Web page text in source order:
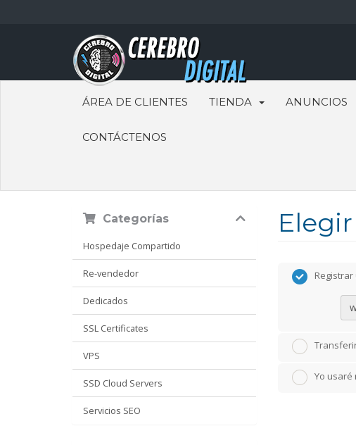
ÁREA DE CLIENTES TIENDA ANUNCIOS
CONTÁCTENOS
Categorías
Hospedaje Compartido
Re-vendedor
Dedicados
SSL Certificates
VPS
SSD Cloud Servers
Servicios SEO
Yo usaré